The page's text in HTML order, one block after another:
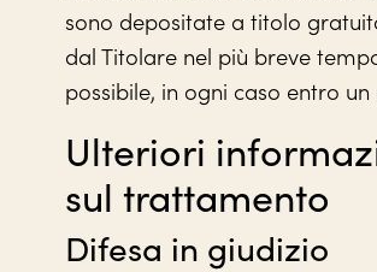
sono depositate a titolo
dal Titolare nel più breve
possibile, in ogni caso entro un
Ulteriori
sul trattamento
Difesa in giudizio